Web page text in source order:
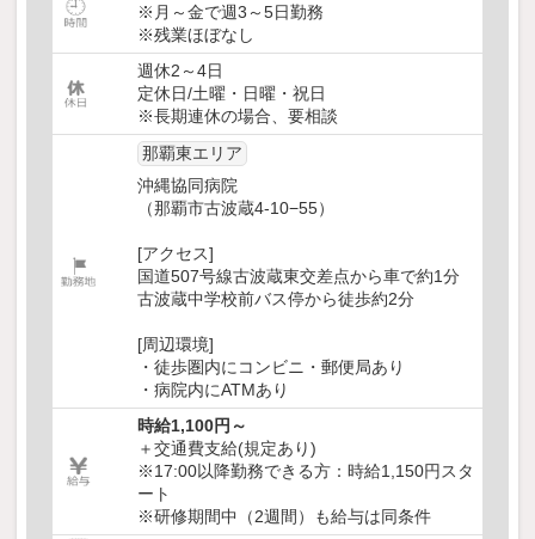
※月～金で週3～5日勤務
※残業ほぼなし
週休2～4日
定休日/土曜・日曜・祝日
※長期連休の場合、要相談
那覇東エリア
沖縄協同病院
（那覇市古波蔵4-10−55）
[アクセス]
国道507号線古波蔵東交差点から車で約1分
古波蔵中学校前バス停から徒歩約2分
[周辺環境]
・徒歩圏内にコンビニ・郵便局あり
・病院内にATMあり
時給1,100円～
＋交通費支給(規定あり)
※17:00以降勤務できる方：時給1,150円スタ
ート
※研修期間中（2週間）も給与は同条件